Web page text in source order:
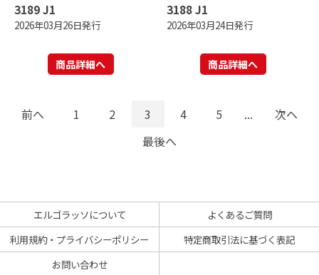
3189 J1
2026年03月26日発行
商品詳細へ
3188 J1
2026年03月24日発行
商品詳細へ
前へ 1 2 3 4 5 ...
次へ
最後へ
エルゴラッソについて
よくあるご質問
利用規約・プライバシーポリシー
特定商取引法に基づく表記
お問い合わせ